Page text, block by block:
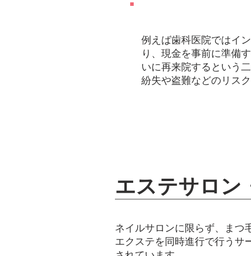
例えば歯科医院ではイ
り、現金を事前に準備
いに再来院するという
紛失や盗難などのリス
エステサロン
ネイルサロンに限らず、まつ
エクステを同時進行で行うサ